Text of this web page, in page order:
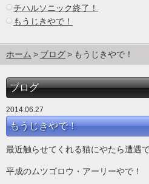
チハルソニック終了！
もうじきやで！
ホーム ブログ もうじきやで！
ブログ
2014.06.27
もうじきやで！
最近触らせてくれる猫にやたら遭遇
平成のムツゴロウ・アーリーやで！